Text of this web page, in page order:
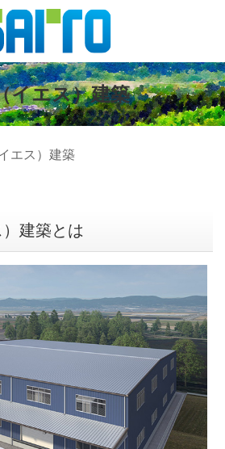
式会社
斎藤組
イエス）建築
エス）建築
建築とは